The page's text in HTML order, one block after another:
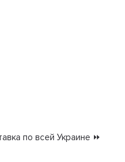
по всей Украине ⏩